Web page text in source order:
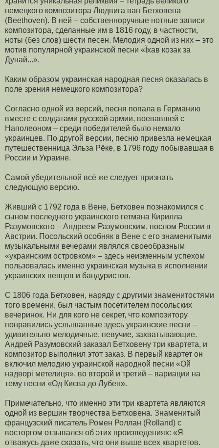
немецкого композитора Людвига ван Бетховена
(Beethoven). В ней – собственноручные нотные записи
композитора, сделанные им в 1816 году, в част­ности,
ноты (без слов) шести песен. Мелодия одной из них – это
мотив по­пулярной украинской песни «Їхав козак за
Дунай...».
Каким образом украинская народная песня оказалась в
поле зрения немецкого композитора?
Согласно одной из версий, песня попала в Германию
вместе с солдатами русской армии, воевавшей с
Наполе­оном – среди победителей было немало
украинцев. По другой версии, песню привезла немецкая
путешественница Эльза Рёке, в 1796 году побывавшая в
России и Украине.
Самой убедительной всё же следует признать
следующую версию.
Живший с 1792 года в Вене, Бетховен познакомился с
сыном последнего украинского гетмана Кирилла
Разумовского – Андреем Разумовским, послом России в
Австрии. Посольский особняк в Вене с его знаменитыми
музыкальными вечерами являлся своеобразным
«украинским островком» – здесь неизменным успехом
пользовалась именно украинская музыка в исполнении
украинских певцов и бандуристов.
С 1806 года Бетховен, наряду с другими знаменитостями
того времени, был частым посетителем посольских
вечеринок. Ни для кого не секрет, что компо­зитору
понравились услышанные здесь украинские песни –
удивительно мелодичные, певучие, захватывающие.
Андрей Разумовский заказал Бетховену три квартета, и
композитор выполнил этот заказ. В первый квартет он
включил мелодию украин­ской народной песни «Ой
надворі метелиця», во второй и третий – вариации на
тему песни «Од Києва до Лубен».
Примечательно, что именно эти три квартета являются
одной из вершин творче­ства Бетховена. Знаменитый
французский писатель Ромен Роллан (Rolland) с
восторгом отзывался об этих произведениях: «Я
отважусь даже сказать, что они выше всех квартетов.